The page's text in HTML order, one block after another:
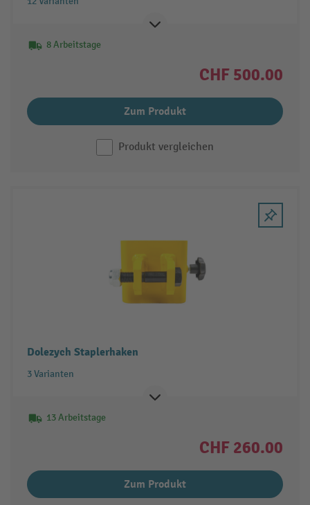
8 Arbeitstage
CHF 500.00
Zum Produkt
Produkt vergleichen
Dolezych Staplerhaken
3 Varianten
13 Arbeitstage
CHF 260.00
Zum Produkt